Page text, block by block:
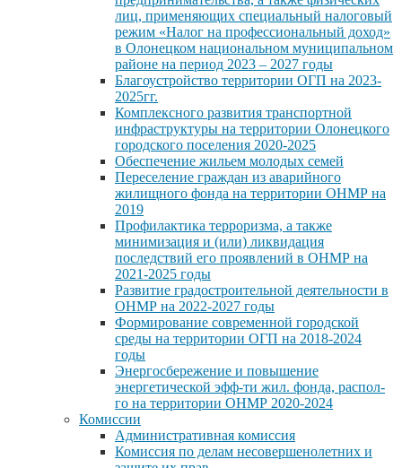
лиц, применяющих специальный налоговый
режим «Налог на профессиональный доход»
в Олонецком национальном муниципальном
районе на период 2023 – 2027 годы
Благоустройство территории ОГП на 2023-
2025гг.
Комплексного развития транспортной
инфраструктуры на территории Олонецкого
городского поселения 2020-2025
Обеспечение жильем молодых семей
Переселение граждан из аварийного
жилищного фонда на территории ОНМР на
2019
Профилактика терроризма, а также
минимизация и (или) ликвидация
последствий его проявлений в ОНМР на
2021-2025 годы
Развитие градостроительной деятельности в
ОНМР на 2022-2027 годы
Формирование современной городской
среды на территории ОГП на 2018-2024
годы
Энергосбережение и повышение
энергетической эфф-ти жил. фонда, распол-
го на территории ОНМР 2020-2024
Комиссии
Административная комиссия
Комиссия по делам несовершенолетних и